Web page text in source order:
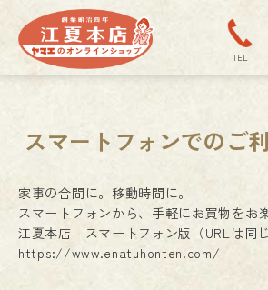
TEL
スマートフォンでのご
家事の合間に。移動時間に。
スマートフォンから、手軽にお買物をお
江夏本店 スマートフォン版（URLは同じ
https://www.enatuhonten.com/